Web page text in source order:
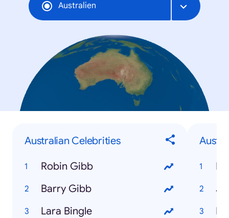
Australien
Australian Celebrities
Robin Gibb
Barry Gibb
Lara Bingle